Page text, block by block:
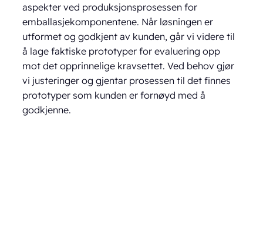
aspekter ved produksjonsprosessen for
emballasjekomponentene. Når løsningen er
utformet og godkjent av kunden, går vi videre til
å lage faktiske prototyper for evaluering opp
mot det opprinnelige kravsettet. Ved behov gjør
vi justeringer og gjentar prosessen til det finnes
prototyper som kunden er fornøyd med å
godkjenne.